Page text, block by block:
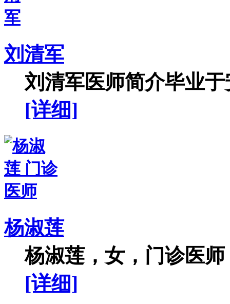
刘清军
刘清军医师简介毕业
[详细]
杨淑莲
杨淑莲，女，门诊医
[详细]